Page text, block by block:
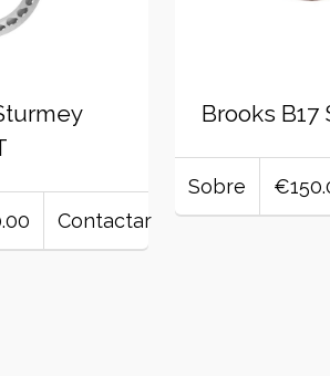
Contactar
Brooks B17
Sobre